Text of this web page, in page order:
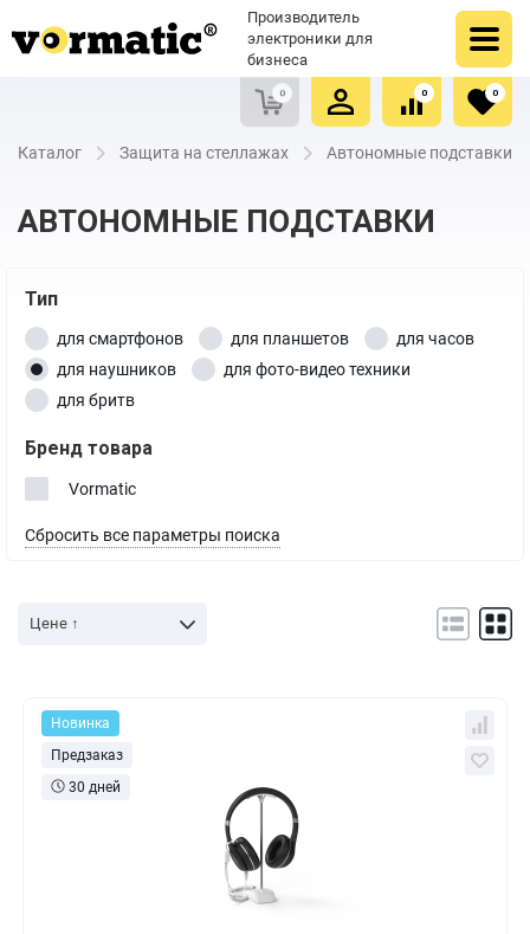
Производитель
электроники для
бизнеса
0
Очистить список сравнения
0
Очистить избранное
0
Каталог Защита на стеллажах Автономные подставки
АВТОНОМНЫЕ ПОДСТАВКИ
Тип
для смартфонов для планшетов
для часов
для наушников
для фото-видео техники
для бритв
Бренд товара
Vormatic
Сбросить все параметры поиска
Цене ↑
Новинка
Предзаказ
30 дней